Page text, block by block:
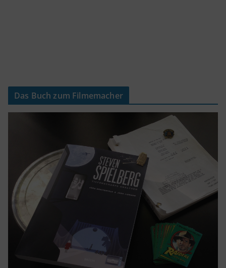
Das Buch zum Filmemacher